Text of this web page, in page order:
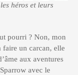
héros et leurs
pourri ? Non, mon
faire un carcan, elle
aux aventures
avec le